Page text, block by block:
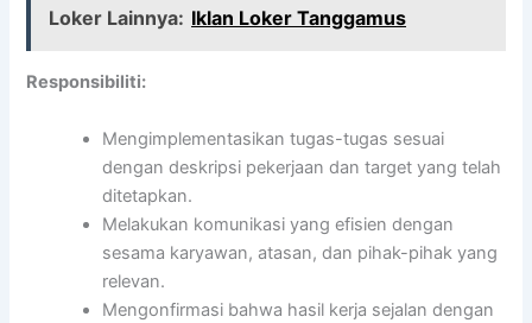
Loker Lainnya: Iklan Loker Tanggamus
Responsibiliti:
Mengimplementasikan tugas-tugas sesuai
dengan deskripsi pekerjaan dan target yang telah
ditetapkan.
Melakukan komunikasi yang efisien dengan
sesama karyawan, atasan, dan pihak-pihak yang
relevan.
Mengonfirmasi bahwa hasil kerja sejalan dengan